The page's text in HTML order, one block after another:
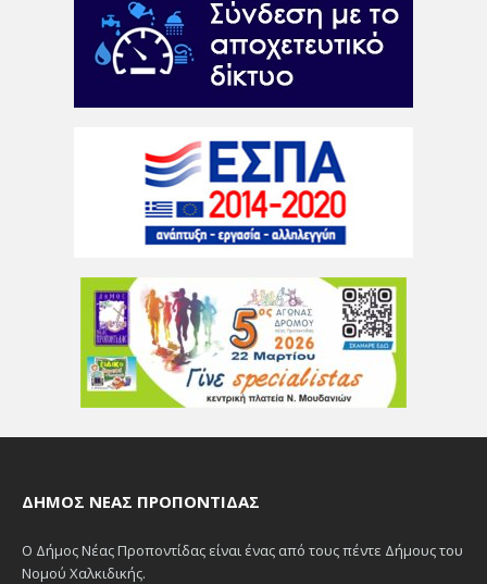
ΔΉΜΟΣ ΝΈΑΣ ΠΡΟΠΟΝΤΊΔΑΣ
Ο Δήμος Νέας Προποντίδας είναι ένας από τους πέντε Δήμους του
Νομού Χαλκιδικής.